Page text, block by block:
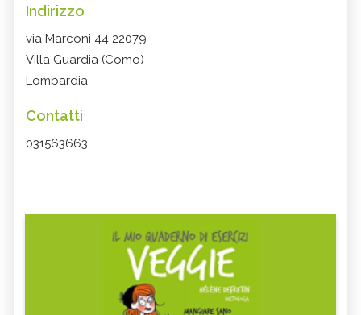
Indirizzo
via Marconi 44 22079
Villa Guardia (Como) -
Lombardia
Contatti
031563663